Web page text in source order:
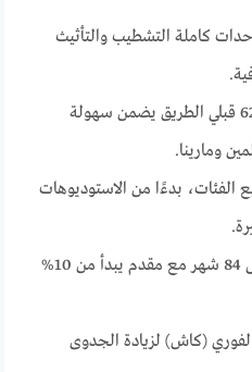
كاملة التشطيب والتأثيث
موقع استراتيجي على الكيلو 62 قبلي الطريق يضمن سهولة
ومارينا.
بدءًا من الاستوديوهات
أنظمة تقسيط مرنة تصل حتى 84 شهر مع مقدم يبدأ من 10%
(كاش) لزيادة الجدوى